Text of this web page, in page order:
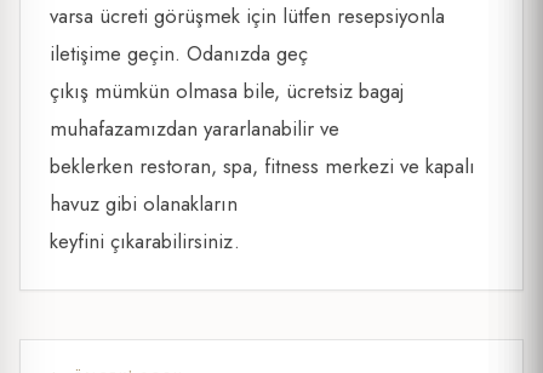
varsa ücreti görüşmek için lütfen resepsiyonla
iletişime geçin. Odanızda geç
çıkış mümkün olmasa bile, ücretsiz bagaj
muhafazamızdan yararlanabilir ve
beklerken restoran, spa, fitness merkezi ve kapalı
havuz gibi olanakların
keyfini çıkarabilirsiniz.